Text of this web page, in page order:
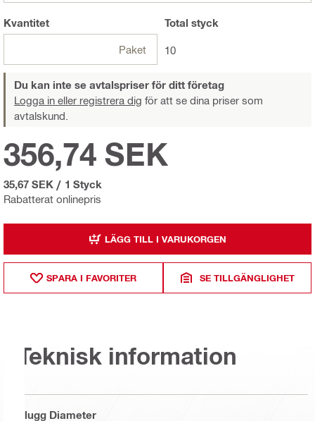
Kvantitet
Paket
Total styck
10
Du kan inte se avtalspriser för ditt företag
Logga in eller registrera dig för att se dina priser som
avtalskund.
Rabatterat onlinepris
356,74 SEK
35,67 SEK / 1 Styck
LÄGG TILL I VARUKORGEN
SPARA I FAVORITER SE TILLGÄNGLIGHET
Teknisk information
Plugg Diameter